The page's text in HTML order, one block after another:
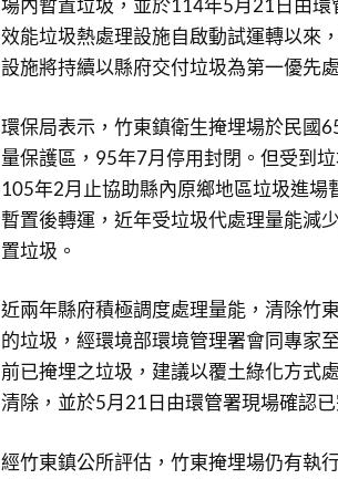
場內暫置垃圾，並於114年5月21日由
效能垃圾熱處理設施自啟動試運轉以來
設施將持續以縣府交付垃圾為第一優先
環保局表示，竹東鎮衛生掩埋場於民國
量保護區，95年7月停用封閉。但受到
105年2月止協助縣內原鄉地區垃圾進
暫置後轉運，近年受垃圾代處理量能減
置垃圾。
近兩年縣府積極調度處理量能，清除竹
的垃圾，經環境部環境管理署會同專家
前已掩埋之垃圾，建議以覆土綠化方式
清除，並於5月21日由環管署現場確認已
經竹東鎮公所評估，竹東掩埋場仍有執